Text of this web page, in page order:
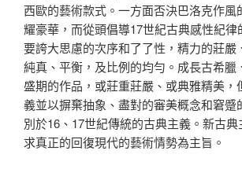
西歐的藝術款式。一方面否決巴洛克作風
耀豪華，而從頭倡導17世紀古典感性紀
要誇大思慮的次序和了了性，精力的莊嚴
純真、平衡，及比例的均勻。成長古希臘
盛期的作品，或莊重莊嚴、或典雅精美，
義並以摒棄抽象、盡對的審美概念和窘蹙
別於16、17世紀傳統的古典主義。新古
求真正的回復現代的藝術情勢為主旨。